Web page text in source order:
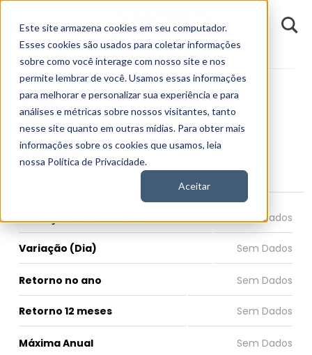
Este site armazena cookies em seu computador.
Esses cookies são usados para coletar informações
sobre como você interage com nosso site e nos
permite lembrar de você. Usamos essas informações
para melhorar e personalizar sua experiência e para
análises e métricas sobre nossos visitantes, tanto
nesse site quanto em outras mídias. Para obter mais
informações sobre os cookies que usamos, leia
nossa Política de Privacidade.
Aceitar
Fundamentos BMGB4
BMGB4
Banco BMG S.A.
COTAÇÃO BMGB4 HOJE
Variação (Dia)
Retorno no ano
Retorno 12 meses
Máxima Anual